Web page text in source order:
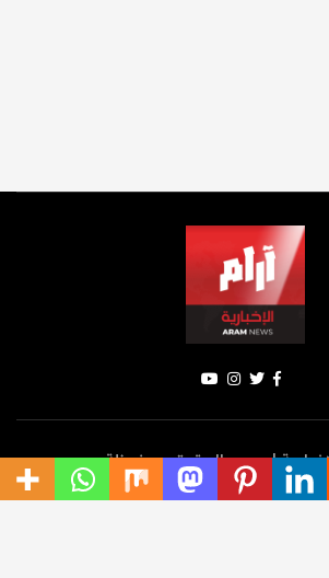
| جميع الحقوق محفوظة
الإخبارترينديكتواصل معنامن نحن؟